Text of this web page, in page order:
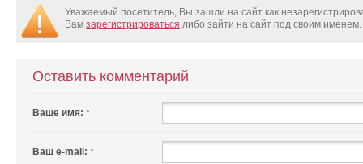
Уважаемый посетитель, Вы зашли на сайт как
Вам зарегистрироваться либо зайти на сайт под своим именем.
Оставить комментарий
Ваше имя: *
Ваш e-mail: *